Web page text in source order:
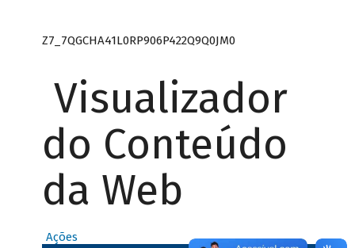
Z7_7QGCHA41L0RP906P422Q9Q0JM0
Visualizador
do Conteúdo
da Web
Ações